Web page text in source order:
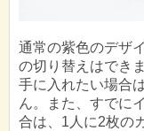
通常の紫色のデザ
の切り替えはでき
手に入れたい場合
ん。また、すでに
合は、1人に2枚の